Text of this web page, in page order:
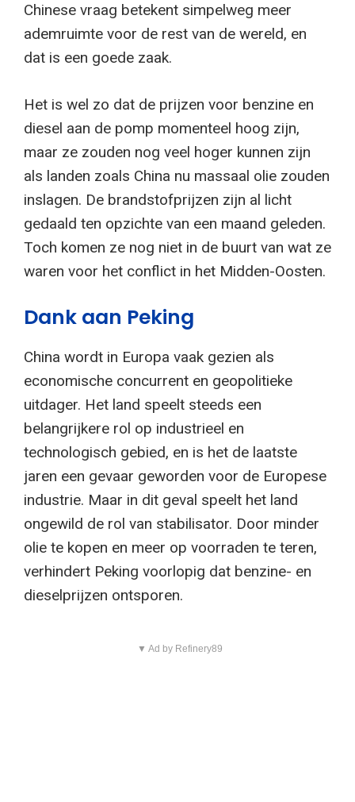
Chinese vraag betekent simpelweg meer
ademruimte voor de rest van de wereld, en
dat is een goede zaak.
Het is wel zo dat de prijzen voor benzine en
diesel aan de pomp momenteel hoog zijn,
maar ze zouden nog veel hoger kunnen zijn
als landen zoals China nu massaal olie zouden
inslagen. De brandstofprijzen zijn al licht
gedaald ten opzichte van een maand geleden.
Toch komen ze nog niet in de buurt van wat ze
waren voor het conflict in het Midden-Oosten.
Dank aan Peking
China wordt in Europa vaak gezien als
economische concurrent en geopolitieke
uitdager. Het land speelt steeds een
belangrijkere rol op industrieel en
technologisch gebied, en is het de laatste
jaren een gevaar geworden voor de Europese
industrie. Maar in dit geval speelt het land
ongewild de rol van stabilisator. Door minder
olie te kopen en meer op voorraden te teren,
verhindert Peking voorlopig dat benzine- en
dieselprijzen ontsporen.
▼ Ad by Refinery89